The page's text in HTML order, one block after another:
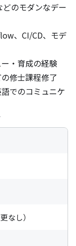
のモダンなデー
、CI/CD、モデ
・育成の経験
修士課程修了
でのコミュニケ
なし）